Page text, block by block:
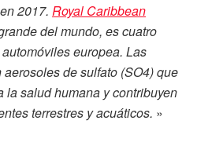
2017. Royal Caribbean
del mundo, es cuatro
europea. Las
de sulfato (SO4) que
la salud humana y contribuyen
terrestres y acuáticos. »